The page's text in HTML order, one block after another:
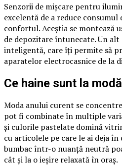
Senzorii de mișcare pentru
excelentă de a reduce consumul
confortul. Aceștia se montează
de depozitare întunecate. Un
inteligentă, care îți permite să
aparatelor electrocasnice de la
​Ce haine sunt la
Moda anului curent se
pot fi combinate în multiple
și culorile pastelate domină
cu articolele pe care le ai deja în
bumbac într-o nuanță neutră
cât și la o ieșire relaxată în oraș.